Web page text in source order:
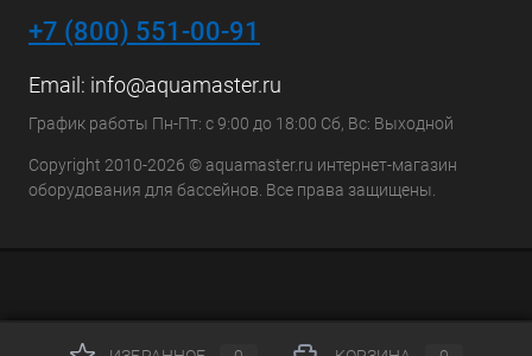
+7 (800) 551-00-91
Email: info@aquamaster.ru
График работы Пн-Пт: с 9:00 до 18:00 Сб, Вс: Выходной
Copyright 2010-2026 © aquamaster.ru интернет-магазин
оборудования для бассейнов. Все права защищены.